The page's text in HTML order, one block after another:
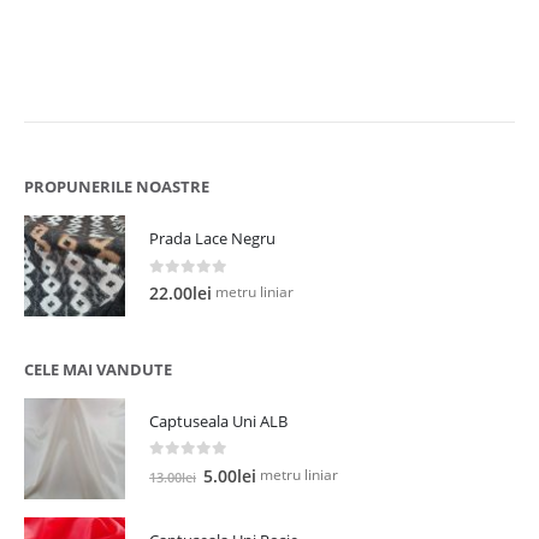
PROPUNERILE NOASTRE
Prada Lace Negru
0out of 5
22.00lei metru liniar
CELE MAI VANDUTE
Captuseala Uni ALB
out of 5
13.00lei Prețul
5.00lei Prețul
metru liniar